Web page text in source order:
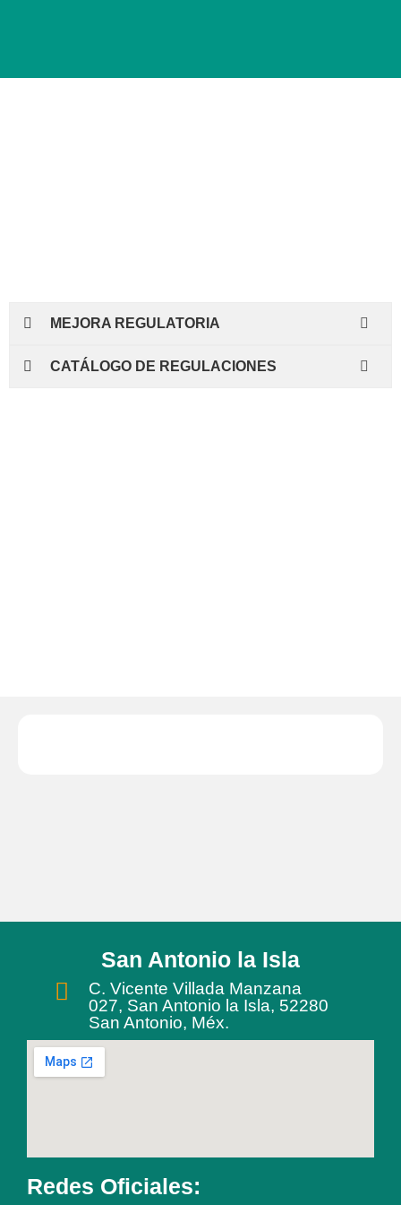
MEJORA REGULATORIA
CATÁLOGO DE REGULACIONES
San Antonio la Isla
C. Vicente Villada Manzana
027, San Antonio la Isla, 52280
San Antonio, Méx.
Redes Oficiales: